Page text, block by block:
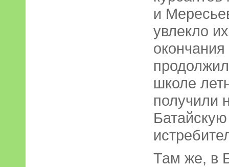
и
увлекло
школе
получили
Там же, в